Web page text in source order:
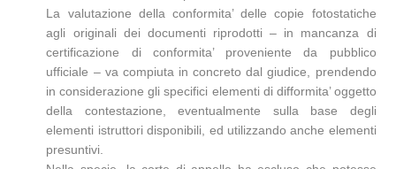
La valutazione della conformita’ delle copie fotostatiche
agli originali dei documenti riprodotti – in mancanza di
certificazione di conformita’ proveniente da pubblico
ufficiale – va compiuta in concreto dal giudice, prendendo
in considerazione gli specifici elementi di difformita’ oggetto
della contestazione, eventualmente sulla base degli
elementi istruttori disponibili, ed utilizzando anche elementi
presuntivi.